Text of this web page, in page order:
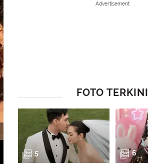
Aktor ternama Bollywood ini pun
menimpanya ini. (Foto: instagram.com/
Advertisement
FOTO TERKINI
5 6